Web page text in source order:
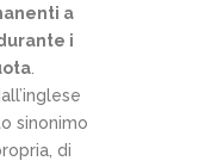
a
i
.
sinonimo
di